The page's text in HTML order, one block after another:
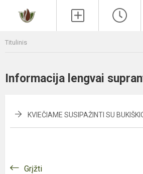
Titulinis
Informacija lengvai
KVIEČIAME SUSIPAŽINTI SU
Grįžti